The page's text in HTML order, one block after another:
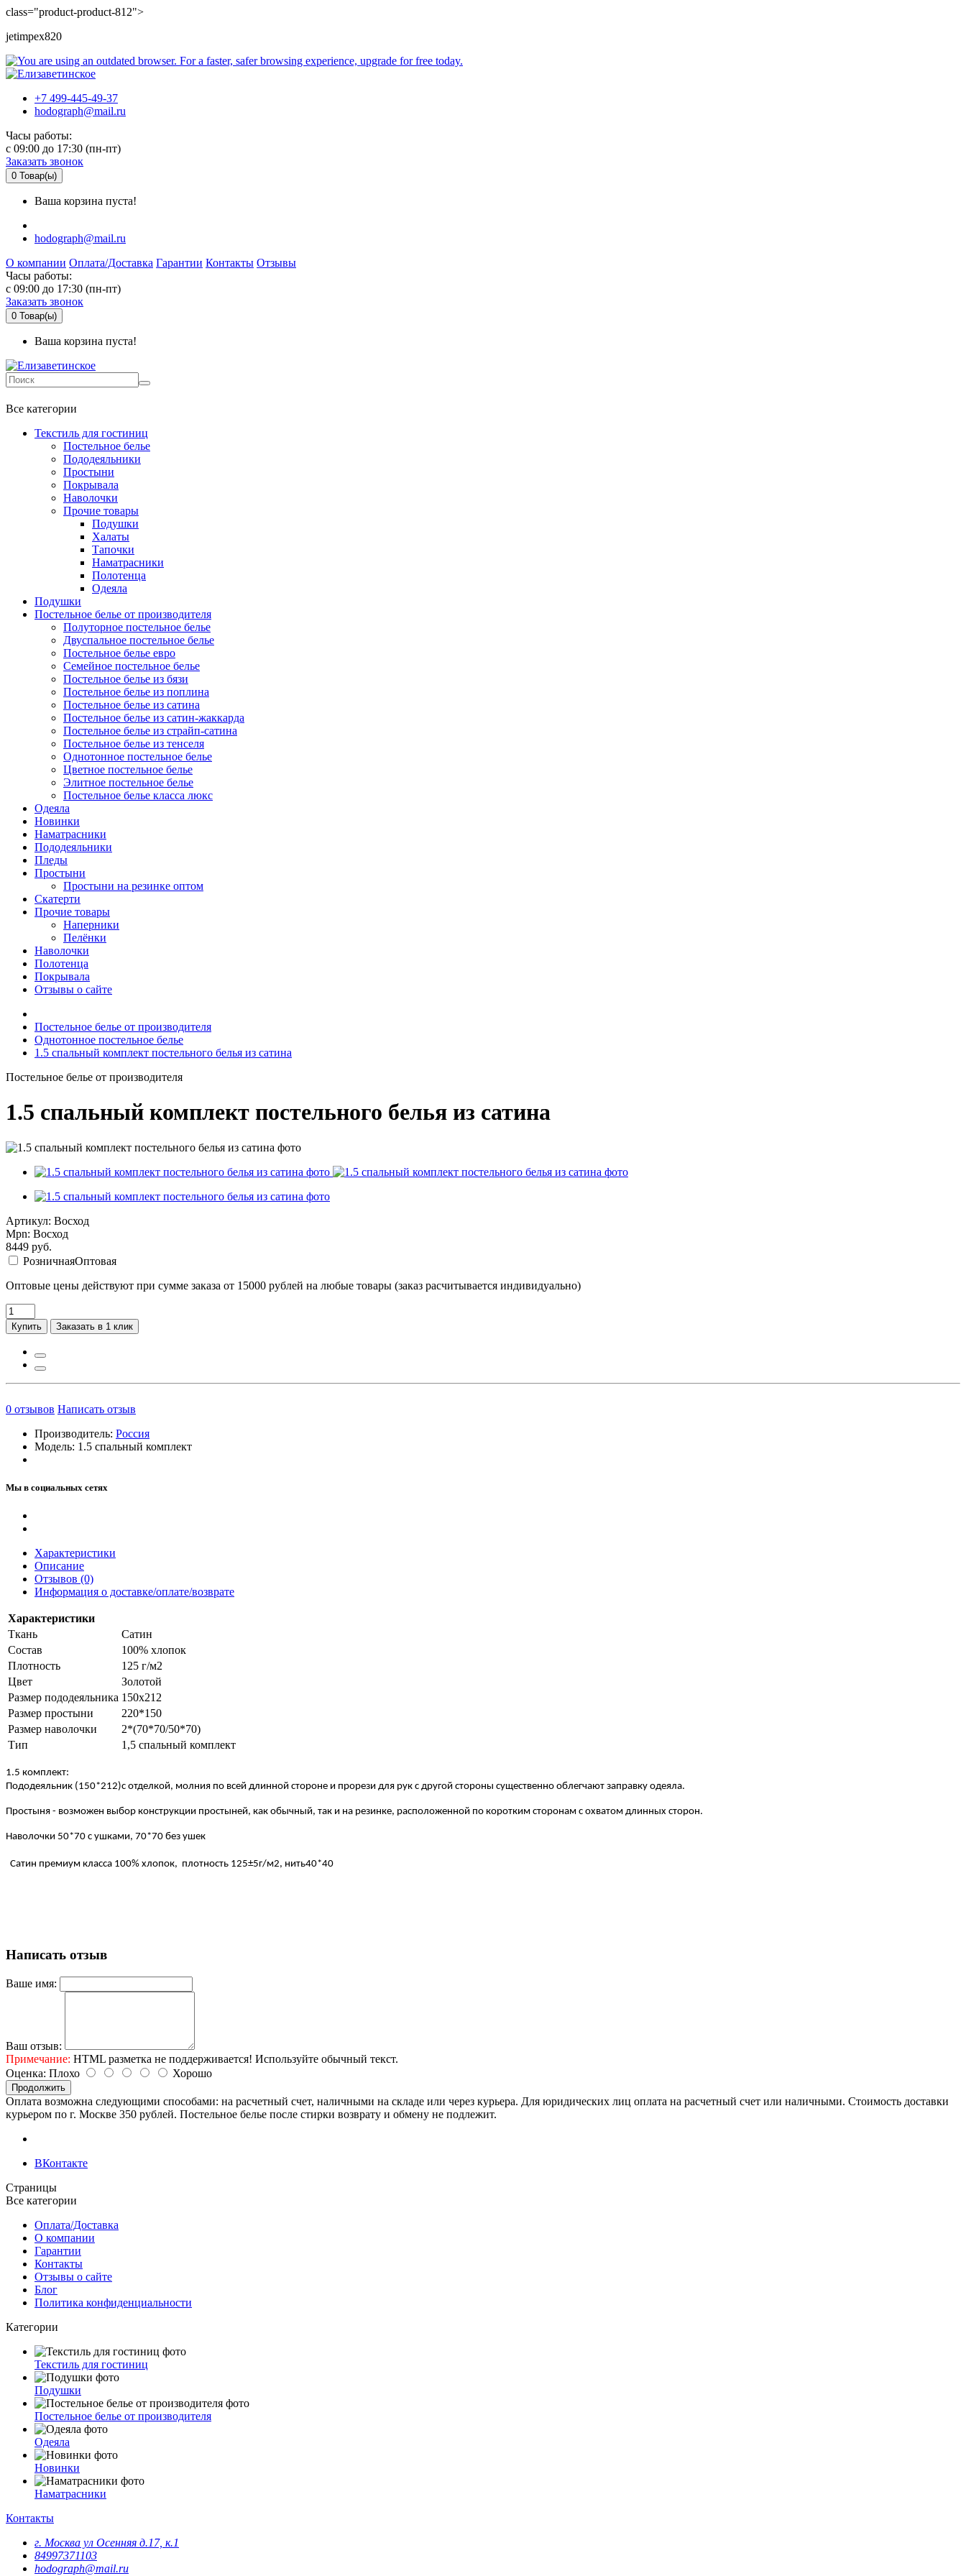
class="product-product-812">
jetimpex820
+7 499-445-49-37
hodograph@mail.ru
Часы работы:
c 09:00 до 17:30 (пн-пт)
Заказать звонок
0 Товар(ы)
Ваша корзина пуста!
hodograph@mail.ru
О компании Оплата/Доставка Гарантии Контакты Отзывы
Часы работы:
c 09:00 до 17:30 (пн-пт)
Заказать звонок
0 Товар(ы)
Ваша корзина пуста!
Все категории
Текстиль для гостиниц
Постельное белье
Пододеяльники
Простыни
Покрывала
Наволочки
Прочие товары
Подушки
Халаты
Тапочки
Наматрасники
Полотенца
Одеяла
Подушки
Постельное белье от производителя
Полуторное постельное белье
Двуспальное постельное белье
Постельное белье евро
Семейное постельное белье
Постельное белье из бязи
Постельное белье из поплина
Постельное белье из сатина
Постельное белье из сатин-жаккарда
Постельное белье из страйп-сатина
Постельное белье из тенселя
Однотонное постельное белье
Цветное постельное белье
Элитное постельное белье
Постельное белье класса люкс
Одеяла
Новинки
Наматрасники
Пододеяльники
Пледы
Простыни
Простыни на резинке оптом
Скатерти
Прочие товары
Наперники
Пелёнки
Наволочки
Полотенца
Покрывала
Отзывы о сайте
Постельное белье от производителя
Однотонное постельное белье
1.5 спальный комплект постельного белья из сатина
Постельное белье от производителя
1.5 спальный комплект постельного белья из сатина
Артикул: Восход
Mpn: Восход
8449 руб.
РозничнаяОптовая
Оптовые цены действуют при сумме заказа от 15000 рублей на любые товары (заказ расчитывается индивидуально)
Купить Заказать в 1 клик
0 отзывов Написать отзыв
Производитель: Россия
Модель: 1.5 спальный комплект
Мы в социальных сетях
Характеристики
Описание
Отзывов (0)
Информация о доставке/оплате/возврате
Характеристики
Ткань
Сатин
Состав
100% хлопок
Плотность
125 г/м2
Цвет
Золотой
Размер пододеяльника 150х212
Размер простыни
220*150
Размер наволочки
2*(70*70/50*70)
Тип
1,5 спальный комплект
1.5 комплект:
Пододеяльник (150*212)с отделкой, молния по всей длинной стороне и прорези для рук с другой стороны существенно облегчают заправку одеяла.
Простыня - возможен выбор конструкции простыней, как обычный, так и на резинке, расположенной по коротким сторонам с охватом длинных сторон.
Наволочки 50*70 с ушками, 70*70 без ушек
Сатин премиум класса 100% хлопок, плотность 125±5г/м2, нить40*40
Написать отзыв
Ваше имя:
Ваш отзыв:
Примечание: HTML разметка не поддерживается! Используйте обычный текст.
Оценка: Плохо Хорошо
Продолжить
Оплата возможна следующими способами: на расчетный счет, наличными на складе или через курьера. Для юридических лиц оплата на расчетный счет или наличными. Стоимость доставки
курьером по г. Москве 350 рублей. Постельное белье после стирки возврату и обмену не подлежит.
ВКонтакте
Страницы
Все категории
Оплата/Доставка
О компании
Гарантии
Контакты
Отзывы о сайте
Блог
Политика конфиденциальности
Категории
Текстиль для гостиниц
Подушки
Постельное белье от производителя
Одеяла
Новинки
Наматрасники
Контакты
г. Москва ул Осенняя д.17, к.1
84997371103
hodograph@mail.ru